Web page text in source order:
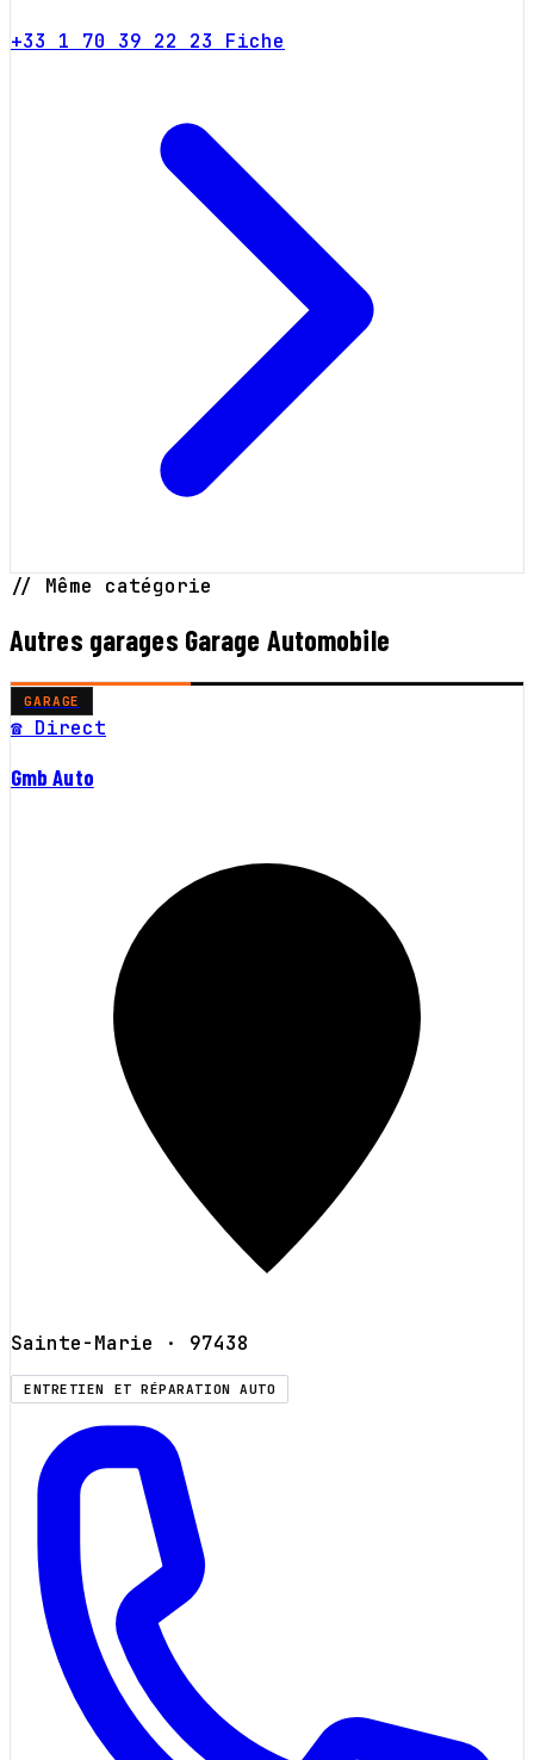
+33 1 70 39 22 23 Fiche
// Même catégorie
Autres garages Garage Automobile
GARAGE
☎ Direct
Gmb Auto
Sainte-Marie · 97438
ENTRETIEN ET RÉPARATION AUTO